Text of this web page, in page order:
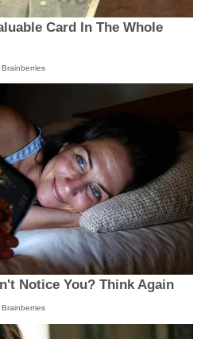
Card In The Whole
Brainberries
Notice You? Think Again
Brainberries